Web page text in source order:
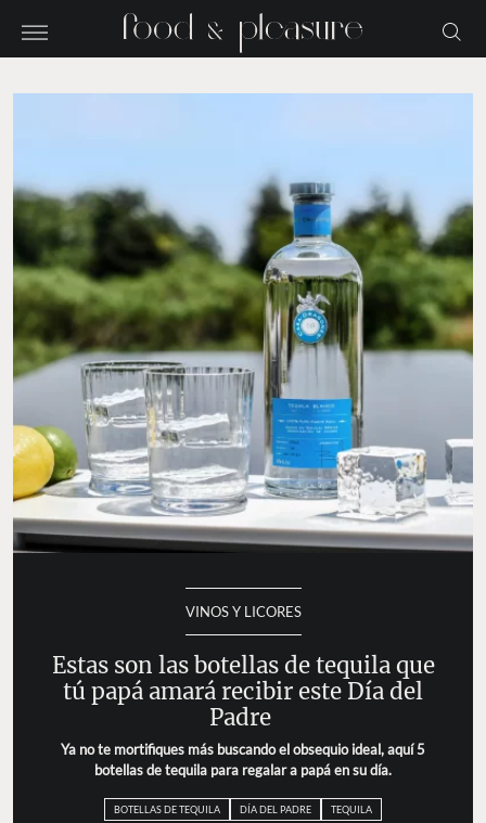
VINOS Y LICORES
Estas son las botellas de tequila que
tú papá amará recibir este Día del
Padre
Ya no te mortifiques más buscando el obsequio ideal, aquí 5
botellas de tequila para regalar a papá en su día.
BOTELLAS DE TEQUILA DÍA DEL PADRE TEQUILA